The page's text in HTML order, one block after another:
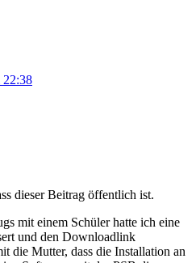
22:38
dieser Beitrag öffentlich ist.
mit einem Schüler hatte ich eine
und den Downloadlink
die Mutter, dass die Installation an